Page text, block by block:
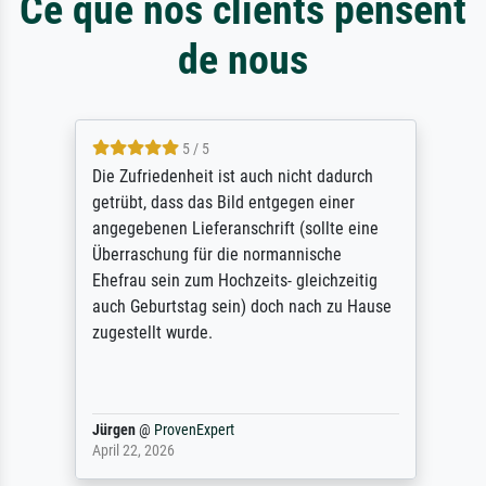
de nous
5 / 5
Die Zufriedenheit ist auch nicht dadurch
getrübt, dass das Bild entgegen einer
angegebenen Lieferanschrift (sollte eine
Überraschung für die normannische
Ehefrau sein zum Hochzeits- gleichzeitig
auch Geburtstag sein) doch nach zu Hause
zugestellt wurde.
Jürgen@ ProvenExpert
April 22, 2026